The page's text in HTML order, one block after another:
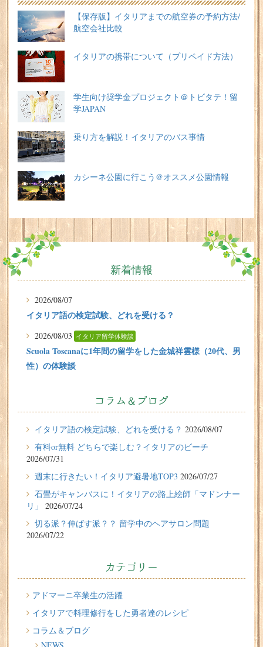
【保存版】イタリアまでの航空券の予約方法/
航空会社比較
イタリアの携帯について（プリペイド方法）
学生向け奨学金プロジェクト＠トビタテ！留
学JAPAN
乗り方を解説！イタリアのバス事情
カシーネ公園に行こう@オススメ公園情報
新着情報
2026/08/07
イタリア語の検定試験、どれを受ける？
2026/08/03 イタリア留学体験談
Scuola Toscanaに1年間の留学をした金城祥雲様（20代、男
性）の体験談
有料or無料 どちらで楽しむ？イタリアのビーチ
フィレンツェに1週間の語学留学をしたT.Sさん（10代、女
性）の体験談
2026/07/27
週末に行きたい！イタリア避暑地TOP3
2026/07/24
石畳がキャンバスに！イタリアの路上絵師「マドンナー
リ」
切る派？伸ばす派？？ 留学中のヘアサロン問題
2026/07/20
イタリア人はどんなジェラートを食べる？
2026/07/17
コラム＆ブログ
イタリア語の検定試験、どれを受ける？ 2026/08/07
有料or無料 どちらで楽しむ？イタリアのビーチ
2026/07/31
週末に行きたい！イタリア避暑地TOP3 2026/07/27
石畳がキャンバスに！イタリアの路上絵師「マドンナー
リ」
2026/07/24
切る派？伸ばす派？？ 留学中のヘアサロン問題
2026/07/22
カテゴリー
アドマーニ卒業生の活躍
イタリアで料理修行をした勇者達のレシピ
コラム＆ブログ